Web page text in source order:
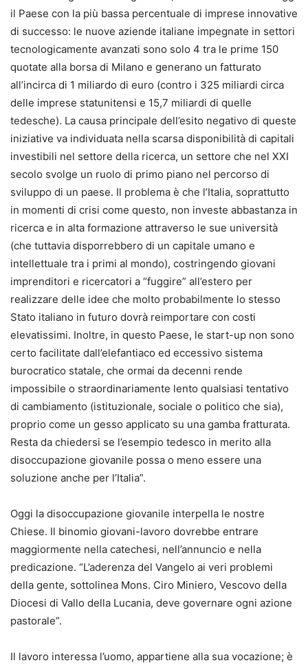
il Paese con la più bassa percentuale di imprese innovative
di successo: le nuove aziende italiane impegnate in settori
tecnologicamente avanzati sono solo 4 tra le prime 150
quotate alla borsa di Milano e generano un fatturato
all’incirca di 1 miliardo di euro (contro i 325 miliardi circa
delle imprese statunitensi e 15,7 miliardi di quelle
tedesche). La causa principale dell’esito negativo di queste
iniziative va individuata nella scarsa disponibilità di capitali
investibili nel settore della ricerca, un settore che nel XXI
secolo svolge un ruolo di primo piano nel percorso di
sviluppo di un paese. Il problema è che l’Italia, soprattutto
in momenti di crisi come questo, non investe abbastanza in
ricerca e in alta formazione attraverso le sue università
(che tuttavia disporrebbero di un capitale umano e
intellettuale tra i primi al mondo), costringendo giovani
imprenditori e ricercatori a “fuggire” all’estero per
realizzare delle idee che molto probabilmente lo stesso
Stato italiano in futuro dovrà reimportare con costi
elevatissimi. Inoltre, in questo Paese, le start-up non sono
certo facilitate dall’elefantiaco ed eccessivo sistema
burocratico statale, che ormai da decenni rende
impossibile o straordinariamente lento qualsiasi tentativo
di cambiamento (istituzionale, sociale o politico che sia),
proprio come un gesso applicato su una gamba fratturata.
Resta da chiedersi se l’esempio tedesco in merito alla
disoccupazione giovanile possa o meno essere una
soluzione anche per l’Italia”.
Oggi la disoccupazione giovanile interpella le nostre
Chiese. Il binomio giovani-lavoro dovrebbe entrare
maggiormente nella catechesi, nell’annuncio e nella
predicazione. “L’aderenza del Vangelo ai veri problemi
della gente, sottolinea Mons. Ciro Miniero, Vescovo della
Diocesi di Vallo della Lucania, deve governare ogni azione
pastorale”.
Il lavoro interessa l’uomo, appartiene alla sua vocazione; è